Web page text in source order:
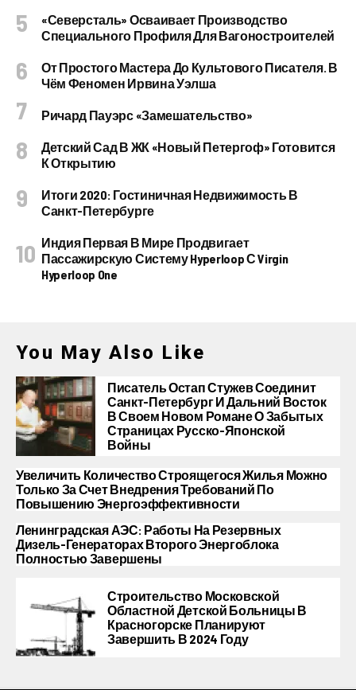
«Северсталь» Осваивает Производство
Специального Профиля Для Вагоностроителей
От Простого Мастера До Культового Писателя. В
Чём Феномен Ирвина Уэлша
Ричард Пауэрс «Замешательство»
Детский Сад В ЖК «Новый Петергоф» Готовится
К Открытию
Итоги 2020: Гостиничная Недвижимость В
Санкт-Петербурге
Индия Первая В Мире Продвигает
Пассажирскую Систему Hyperloop С Virgin
Hyperloop One
You May Also Like
Писатель Остап Стужев Соединит
Санкт-Петербург И Дальний Восток
В Своем Новом Романе О Забытых
Страницах Русско-Японской
Войны
Увеличить Количество Строящегося Жилья Можно
Только За Счет Внедрения Требований По
Повышению Энергоэффективности
Ленинградская АЭС: Работы На Резервных
Дизель-Генераторах Второго Энергоблока
Полностью Завершены
Строительство Московской
Областной Детской Больницы В
Красногорске Планируют
Завершить В 2024 Году